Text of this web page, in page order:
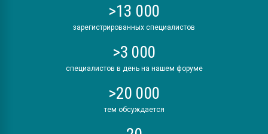
>13 000
зарегистрированных специалистов
>3 000
специалистов в день на нашем форуме
>20 000
тем обсуждается